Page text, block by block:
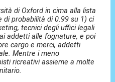
di Oxford in cima alla lista
di probabilità di 0.99 su 1) ci
tecnici degli uffici legali
addetti alle fognature, e poi
cargo e merci, addetti
Mentre i meno
ricreativi assieme a molte